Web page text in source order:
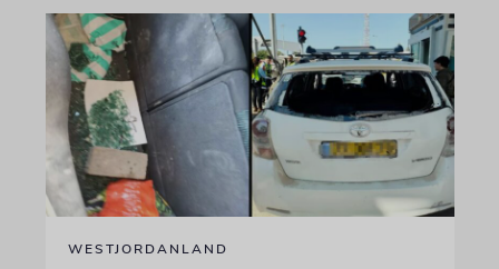
WESTJORDANLAND